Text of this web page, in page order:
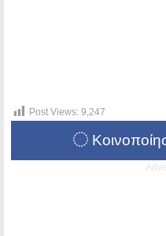
Post Views: 9,247